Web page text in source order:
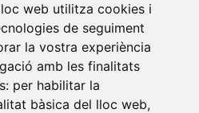
web utilitza cookies i
de seguiment
la vostra experiència
amb les finalitats
per habilitar la
bàsica del lloc web,
•Universitat d'Alacant
•Universitat Autònoma de